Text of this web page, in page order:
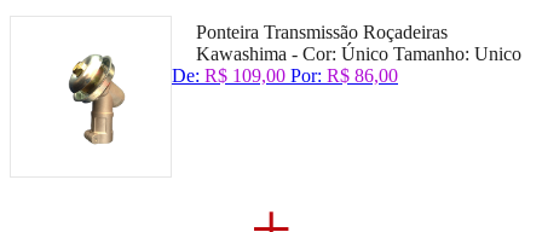
Ponteira Transmissão Roçadeiras
Kawashima - Cor: Único Tamanho: Unico
De: R$ 109,00 Por: R$ 86,00